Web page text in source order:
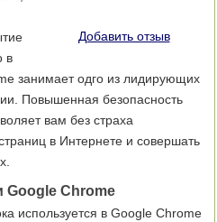
Добавить отзыв
в
занимает одго из лидирующих
Повышенная безопасность
вам без страха
в Интернете и совершать
Chrome
используется в Google Chrome